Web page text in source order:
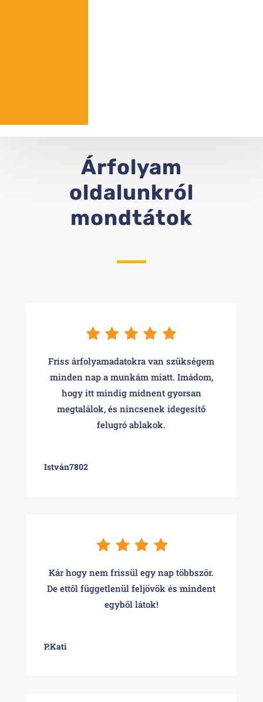
Árfolyam
oldalunkról
mondtátok
Friss árfolyamadatokra van szükségem
minden nap a munkám miatt. Imádom,
hogy itt mindig midnent gyorsan
megtalálok, és nincsenek idegesítő
felugró ablakok.
István7802
Kár hogy nem frissül egy nap többször.
De ettől függetlenül feljövök és mindent
egyből látok!
P.Kati